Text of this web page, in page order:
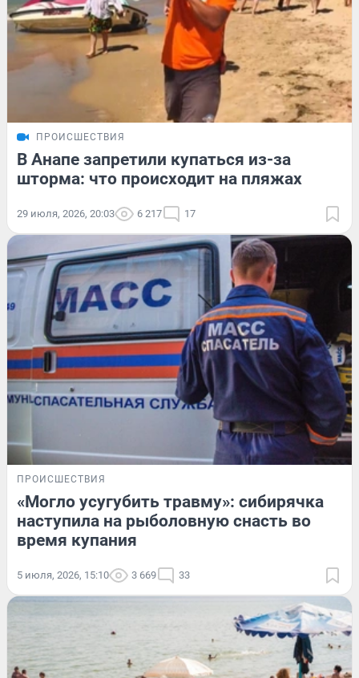
ПРОИСШЕСТВИЯ
В Анапе запретили купаться из-за
шторма: что происходит на пляжах
29 июля, 2026, 20:03 6 217 17
ПРОИСШЕСТВИЯ
«Могло усугубить травму»: сибирячка
наступила на рыболовную снасть во
время купания
5 июля, 2026, 15:10 3 669 33